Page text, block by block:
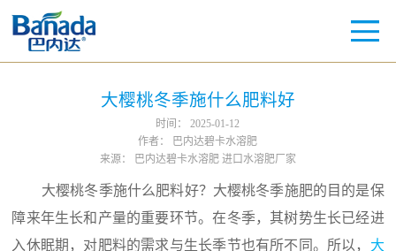
大樱桃冬季施什么肥料好
时间：
2025-01-12
作者：
巴内达碧卡水溶肥
来源：
巴内达碧卡水溶肥 进口水溶肥厂家
大樱桃冬季施什么肥料好？大樱桃冬季施肥的目的是保
障来年生长和产量的重要环节。在冬季，其树势生长已经进
入休眠期，对肥料的需求与生长季节也有所不同。所以， 大